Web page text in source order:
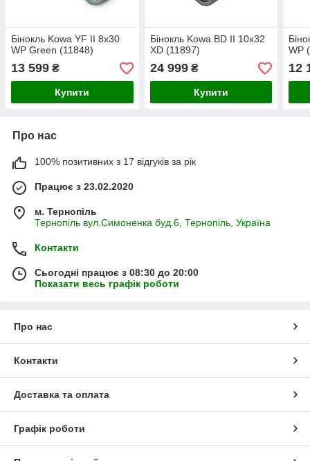
Бінокль Kowa YF II 8x30
WP Green (11848)
13 599 ₴
Купити
Бінокль Kowa BD II 10x32
XD (11897)
24 999₴
Купити
WP
12
Про нас
100% позитивних з 17 відгуків за рік
Працює з 23.02.2020
м. Тернопіль
Тернопіль вул.Симоненка буд.6, Тернопіль, Україна
Контакти
Сьогодні працює з 08:30 до 20:00
Показати весь графік роботи
Про нас
Контакти
Доставка та оплата
Графік роботи